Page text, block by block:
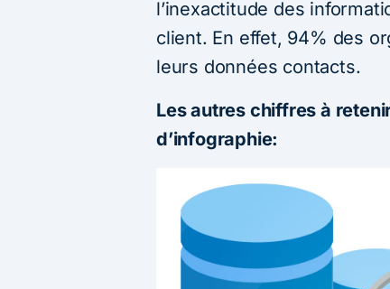
l’inexactitude des
client. En effet, 94% des
leurs données contacts.
Les autres chiffres à
d’infographie: